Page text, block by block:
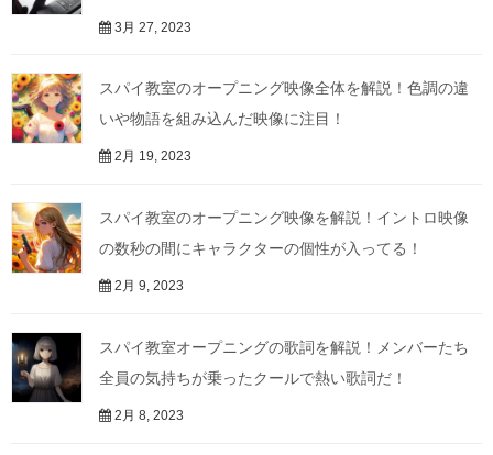
3月 27, 2023
スパイ教室のオープニング映像全体を解説！色調の違
いや物語を組み込んだ映像に注目！
2月 19, 2023
スパイ教室のオープニング映像を解説！イントロ映像
の数秒の間にキャラクターの個性が入ってる！
2月 9, 2023
スパイ教室オープニングの歌詞を解説！メンバーたち
全員の気持ちが乗ったクールで熱い歌詞だ！
2月 8, 2023